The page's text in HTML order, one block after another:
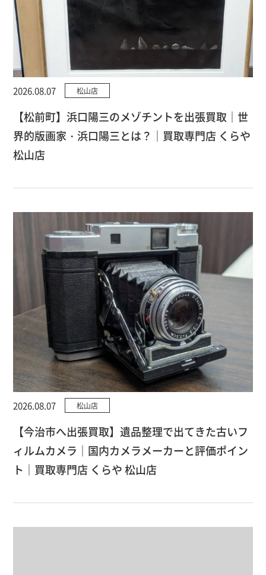
2026.08.07 松山店
【松前町】浜口陽三のメゾチントを出張買取｜世
界的版画家・浜口陽三とは？｜買取専門店 くらや
松山店
2026.08.07 松山店
【今治市へ出張買取】遺品整理で出てきた古いフ
ィルムカメラ｜国内カメラメーカーと評価ポイン
ト｜買取専門店 くらや 松山店